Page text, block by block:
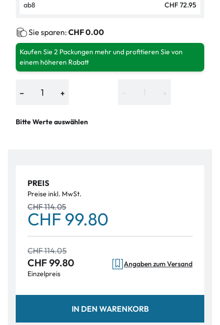
ab8 CHF 72.95
Sie sparen: CHF 0.00
Kaufen Sie 2 Packungen mehr und profitieren Sie von
einem höheren Rabatt
− +
Bitte Werte auswählen
PREIS
Preise inkl. MwSt.
CHF 114.05
CHF 99.80
CHF 114.05
CHF 99.80
Einzelpreis
Angaben zum Versand
IN DEN WARENKORB